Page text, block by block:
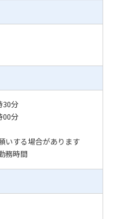
30分
00分
いする場合があります
務時間